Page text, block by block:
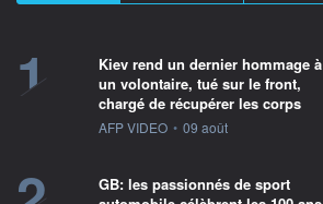
1
Kiev rend un dernier hommage à
un volontaire, tué sur le front,
chargé de récupérer les corps
information fournie par
AFP VIDEO • 09 août
GB: les passionnés de sport